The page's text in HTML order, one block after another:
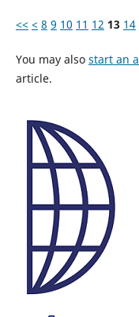
<< < 8 9 10 11 12 13 14
You may also start an
article.